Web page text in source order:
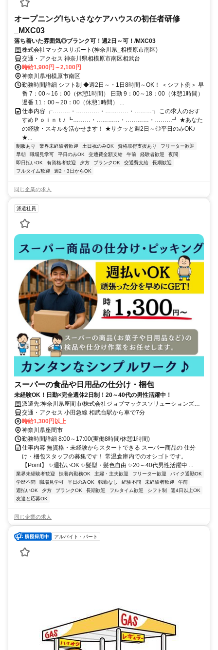
オープニング!ちいさなケアハウスの初任者研修
_MXC03
落ち着いた雰囲気◎ブランク可！週2日～可！/MXC03
株式会社マックスサポート(神奈川県_相模原市南区)
交通・アクセス 神奈川県相模原市南区相武台
時給1,900円～2,100円
神奈川県相模原市南区
勤務時間詳細 シフト制 ◆週2日～・1日8時間～OK！ ＜シフト例＞ 早
番 7：00～16：00（休憩1時間） 日勤 9：00～18：00（休憩1時間）
遅番 11：00～20：00（休憩1時間） ...
仕事内容 ┏………・…………・…………・………┓ この求人のおす
すめＰｏｉｎｔ♪ ┗………・…………・…………・………┛ ★あなた
の経験・スキルを活かせます！ ★サクッと週2日～◎平日のみOK♪
★...
制服あり 業界未経験者歓迎 土日祝のみOK 資格取得支援あり
フリーター歓迎
早朝
職場見学可 平日のみOK 交通費全額支給 午前 経験者歓迎
夜間
即日払いOK
有資格者歓迎 夕方 ブランクOK 交通費支給
長期歓迎
フルタイム歓迎
週2・3日からOK
同じ企業の求人
派遣社員
スーパーの食品や日用品の仕分け・梱包
未経験OK！日勤×完全週休2日制！20～40代の男性活躍中！
派遣先:神奈川県座間市/株式会社ジョブマックスソリューションズ
厚木オフィス
交通・アクセス 小田急線 相武台駅から車で7分
時給1,300円以上
神奈川県座間市
勤務時間詳細 8:00～17:00(実働8時間/休憩1時間)
仕事内容 無資格・未経験からスタートできる スーパー商品の 仕分
け・梱包スタッフの募集です！ 常温倉庫内でのオシゴトです。
【Point】 ✨週払いOK ✨髪型・髪色自由 ✨20～40代男性活躍中 ...
業界未経験者歓迎 扶養内勤務OK 主婦・主夫歓迎 フリーター歓迎
バイク通勤OK
学歴不問
職場見学可 平日のみOK 転勤なし 経験不問 未経験者歓迎
午前
週払いOK
夕方 ブランクOK 長期歓迎 フルタイム歓迎 シフト制
週4日以上OK
友達と応募OK
同じ企業の求人
アルバイト・パート